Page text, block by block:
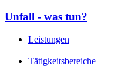
Unfall - was tun?
Leistungen
Tätigkeitsbereiche